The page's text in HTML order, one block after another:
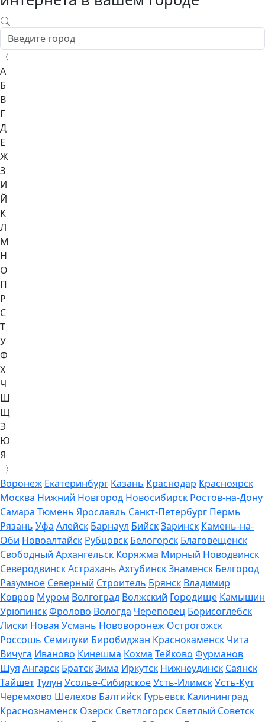
〈
А
Б
В
Г
Д
Е
Ж
З
И
Й
К
Л
М
Н
О
П
Р
С
Т
У
Ф
Х
Ч
Ш
Щ
Э
Ю
Я
〉
Воронеж Екатеринбург Казань Краснодар Красноярск
Москва Нижний Новгород Новосибирск Ростов-на-Дону
Самара Тюмень Ярославль Санкт-Петербург Пермь
Рязань Уфа Алейск Барнаул БийскЗаринск Камень-на-
Оби Новоалтайск Рубцовск Белогорск Благовещенск
Свободный Архангельск Коряжма Мирный Новодвинск
СеверодвинскАстрахань АхтубинскЗнаменск Белгород
Разумное Северный Строитель Брянск Владимир
Ковров Муром Волгоград Волжский Городище Камышин
УрюпинскФролово Вологда Череповец Борисоглебск
Лиски Новая Усмань Нововоронеж Острогожск
Россошь Семилуки Биробиджан Краснокаменск Чита
Вичуга Иваново Кинешма Кохма Тейково Фурманов
Шуя Ангарск БратскЗима Иркутск Нижнеудинск Саянск
ТайшетТулун Усолье-СибирскоеУсть-ИлимскУсть-Кут
Черемхово Шелехов Балтийск Гурьевск Калининград
Краснознаменск Озерск Светлогорск Светлый Советск